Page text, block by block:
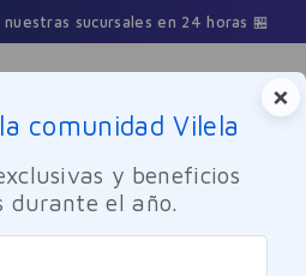
sucursales en 24 horas 🏪
×
comunidad Vilela
y beneficios
durante el año.